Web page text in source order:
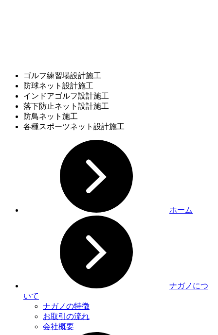
ゴルフ練習場設計施工
防球ネット設計施工
インドアゴルフ設計施工
落下防止ネット設計施工
防鳥ネット施工
各種スポーツネット設計施工
ホーム
ナガノにつ
いて
ナガノの特徴
お取引の流れ
会社概要